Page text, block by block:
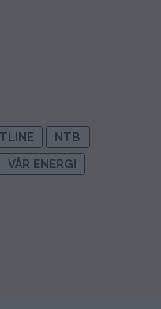
NTB
VÅR ENERGI